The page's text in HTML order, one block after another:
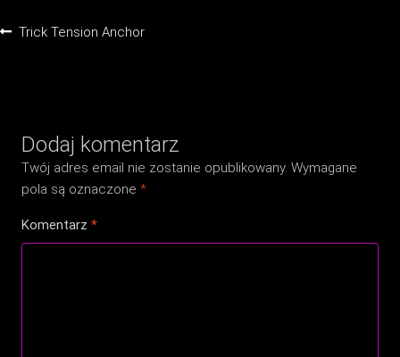
Nawigacja
Poprzedni
Trick Tension Anchor
Dodaj komentarz
Twój adres email nie zostanie opublikowany. Wymagane
pola są oznaczone*
Komentarz*